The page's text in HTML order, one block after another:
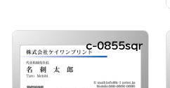
c-0855sqr